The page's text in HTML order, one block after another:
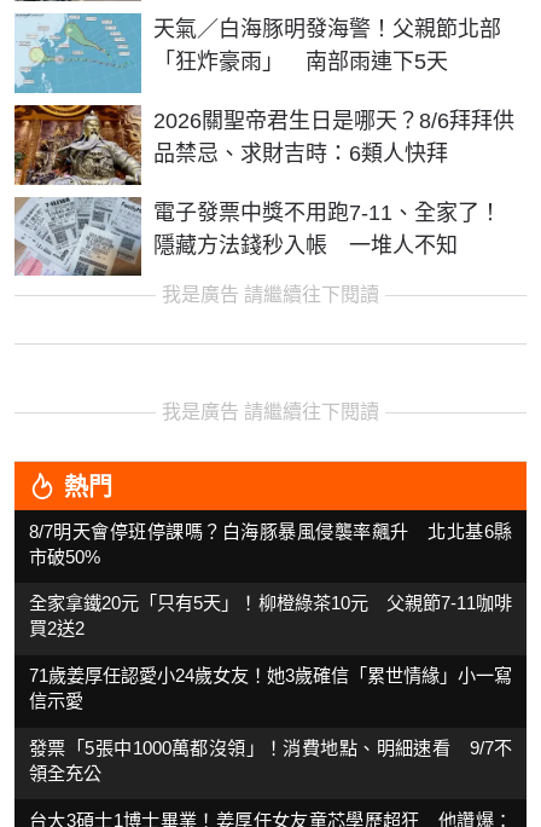
天氣／白海豚明發海警！父親節北部
「狂炸豪雨」 南部雨連下5天
2026關聖帝君生日是哪天？8/6拜拜供
品禁忌、求財吉時：6類人快拜
電子發票中獎不用跑7-11、全家了！
隱藏方法錢秒入帳 一堆人不知
我是廣告 請繼續往下閱讀
我是廣告 請繼續往下閱讀
熱門
8/7明天會停班停課嗎？白海豚暴風侵襲率飆升 北北基6縣
市破50%
全家拿鐵20元「只有5天」！柳橙綠茶10元 父親節7-11咖啡
買2送2
71歲姜厚任認愛小24歲女友！她3歲確信「累世情緣」小一寫
信示愛
發票「5張中1000萬都沒領」！消費地點、明細速看 9/7不
領全充公
台大3碩士1博士畢業！姜厚任女友童芯學歷超狂 他讚爆：